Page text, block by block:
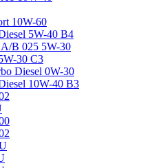
10W-60
5W-40 В4
B 025 5W-30
30 C3
Diesel 0W-30
10W-40 B3